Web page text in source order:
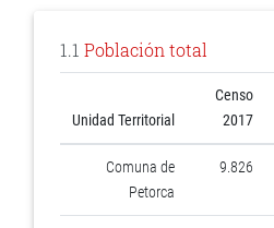
1.1 Población total
Unidad Territorial
Censo
2017
Comuna de
Petorca
9.826